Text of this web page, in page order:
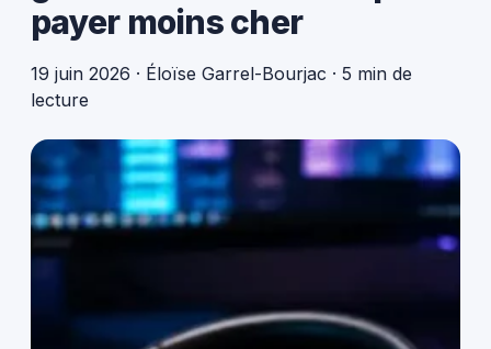
payer moins cher
19 juin 2026 · Éloïse Garrel-Bourjac · 5 min de
lecture